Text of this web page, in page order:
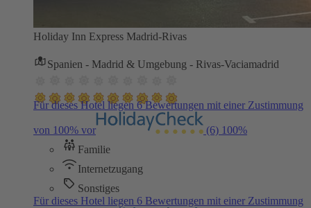
Holiday Inn Express Madrid-Rivas
Spanien - Madrid & Umgebung - Rivas-Vaciamadrid
Für dieses Hotel liegen 6 Bewertungen mit einer Zustimmung
von 100% vor (6) 100%
Familie
Internetzugang
Sonstiges
Für dieses Hotel liegen 6 Bewertungen mit einer Zustimmung